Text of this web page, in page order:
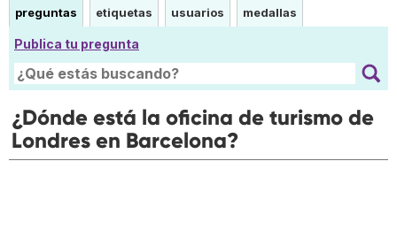
preguntas etiquetas usuarios medallas
Publica tu pregunta
¿Dónde está la oficina de turismo de
Londres en Barcelona?